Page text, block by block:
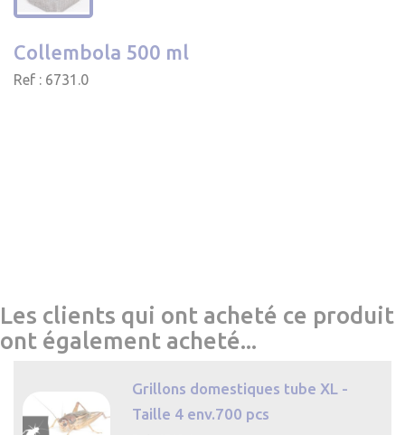
Collembola 500 ml
Ref : 6731.0
Les clients qui ont acheté ce produit
ont également acheté...
Grillons domestiques tube XL -
Taille 4 env.700 pcs